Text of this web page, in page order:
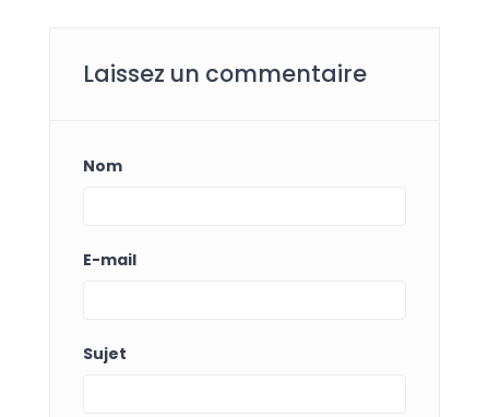
Laissez un commentaire
Nom
E-mail
Sujet